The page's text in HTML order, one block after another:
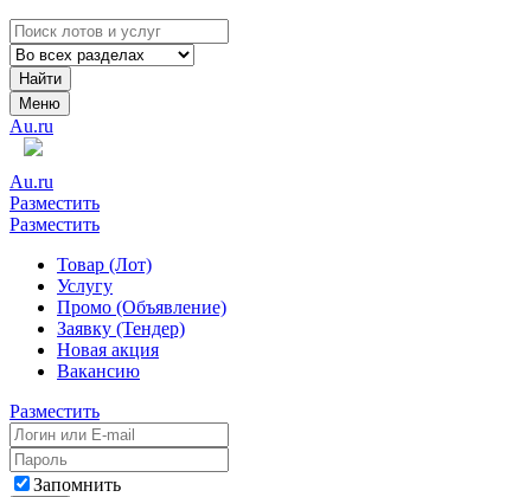
Найти
Меню
Au.ru
Au.ru
Разместить
Разместить
Товар (Лот)
Услугу
Промо (Объявление)
Заявку (Тендер)
Новая акция
Вакансию
Разместить
Запомнить